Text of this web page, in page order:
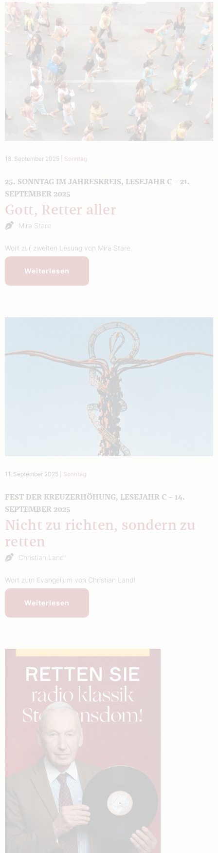
18. September 2025 Sonntag
25. SONNTAG IM JAHRESKREIS, LESEJAHR C – 21.
SEPTEMBER 2025
Gott, Retter aller
Mira Stare
Wort zur zweiten Lesung von Mira Stare.
Weiterlesen
11. September 2025 Sonntag
FEST DER KREUZERHÖHUNG, LESEJAHR C – 14.
SEPTEMBER 2025
Nicht zu richten, sondern zu
retten
Christian Landl
Wort zum Evangelium von Christian Landl
Weiterlesen